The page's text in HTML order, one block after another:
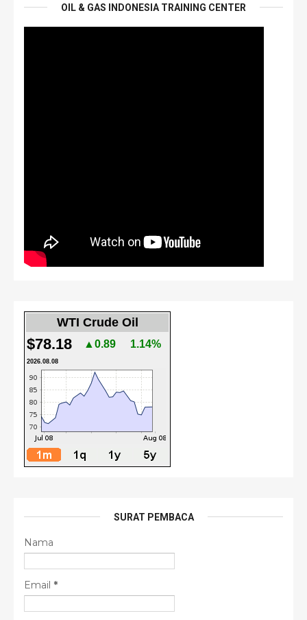
OIL & GAS INDONESIA TRAINING CENTER
WTI Crude Oil
$78.18 ▲0.89 1.14%
2026.08.08
SURAT PEMBACA
Nama
Email *